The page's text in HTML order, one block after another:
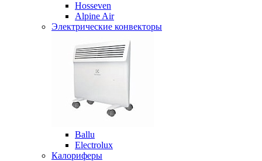
Hosseven
Alpine Air
Электрические конвекторы
Ballu
Electrolux
Калориферы